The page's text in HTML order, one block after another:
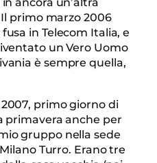
primo marzo 2006
in Telecom Italia, e
un Vero Uomo
è sempre quella,
primo giorno di
primavera anche per
gruppo nella sede
Turro. Erano tre